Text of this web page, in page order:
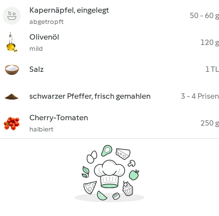
Kapernäpfel, eingelegt
abgetropft
50 - 60 g
Olivenöl
mild
120 g
Salz 1 TL
schwarzer Pfeffer, frisch gemahlen 3 - 4 Prisen
Cherry-Tomaten
halbiert
250 g